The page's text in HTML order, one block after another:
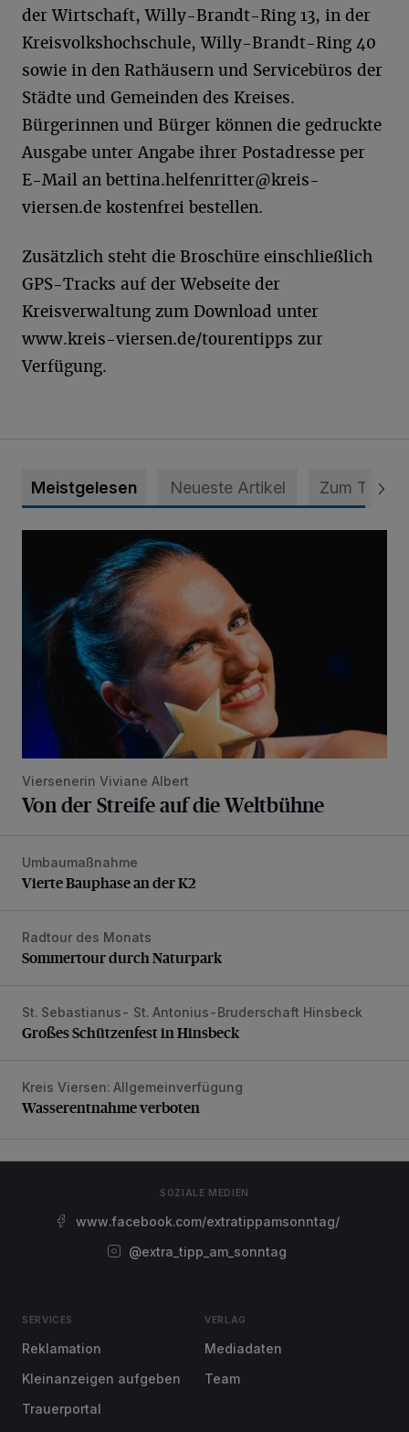
der Wirtschaft, Willy-Brandt-Ring 13, in der
Kreisvolkshochschule, Willy-Brandt-Ring 40
sowie in den Rathäusern und Servicebüros der
Städte und Gemeinden des Kreises.
Bürgerinnen und Bürger können die gedruckte
Ausgabe unter Angabe ihrer Postadresse per
E-Mail an bettina.helfenritter@kreis-
viersen.de kostenfrei bestellen.
Zusätzlich steht die Broschüre einschließlich
GPS-Tracks auf der Webseite der
Kreisverwaltung zum Download unter
www.kreis-viersen.de/tourentipps zur
Verfügung.
Meistgelesen Neueste Artikel Zum Thema
Von der Streife auf die Weltbühne
Viersenerin Viviane Albert
Von der Streife auf die Weltbühne
Vierte Bauphase an der K2
Umbaumaßnahme
Vierte Bauphase an der K2
Sommertour durch Naturpark
Radtour des Monats
Sommertour durch Naturpark
Großes Schützenfest in Hinsbeck
St. Sebastianus- St. Antonius-Bruderschaft Hinsbeck
Großes Schützenfest in Hinsbeck
Wasserentnahme verboten
Kreis Viersen: Allgemeinverfügung
Wasserentnahme verboten
SOZIALE MEDIEN
www.facebook.com/extratippamsonntag/
@extra_tipp_am_sonntag
SERVICES
Reklamation
Kleinanzeigen aufgeben
Trauerportal
VERLAG
Mediadaten
Team